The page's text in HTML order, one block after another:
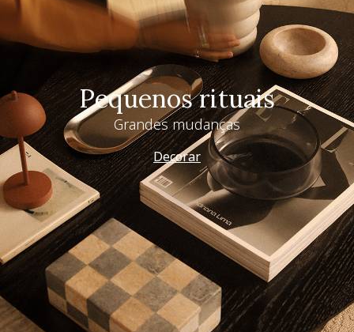
Pequenos rituais
Grandes mudanças
Decorar